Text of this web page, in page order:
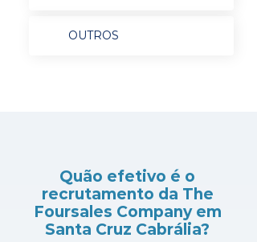
OUTROS
Quão efetivo é o
recrutamento da The
Foursales Company em
Santa Cruz Cabrália?